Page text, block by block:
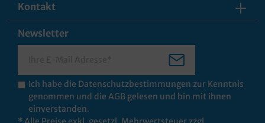
Kontakt
Newsletter
Ich habe die Datenschutzbestimmungen zur Kenntnis
genommen und die AGB gelesen und bin mit ihnen
einverstanden.